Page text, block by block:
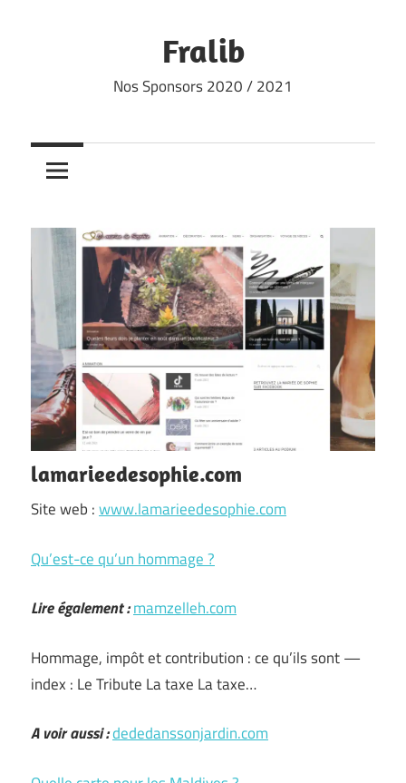
Fralib
Nos Sponsors 2020 / 2021
lamarieedesophie.com
Site web :www.lamarieedesophie.com
Qu’est-ce qu’un hommage ?
Lire également :mamzelleh.com
Hommage, impôt et contribution : ce qu’ils sont —
index : Le Tribute La taxe La taxe…
A voir aussi :dededanssonjardin.com